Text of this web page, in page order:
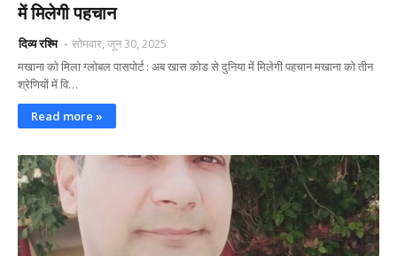
में मिलेगी पहचान
दिव्य रश्मि
सोमवार, जून 30, 2025
मखाना को मिला ग्लोबल पासपोर्ट : अब खास कोड से दुनिया में मिलेगी पहचान मखाना को तीन
श्रेणियों में वि…
Read more »